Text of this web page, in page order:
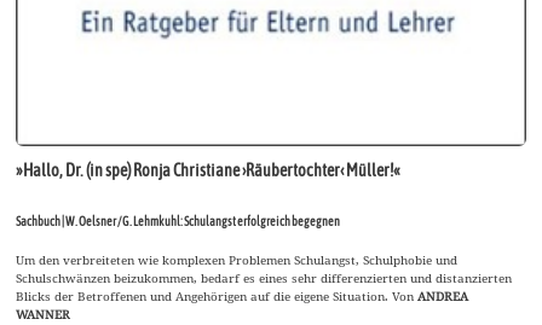
»Hallo, Dr. (in spe) Ronja Christiane ›Räubertochter‹ Müller!«
Sachbuch | W. Oelsner / G. Lehmkuhl: Schulangst erfolgreich begegnen
Um den verbreiteten wie komplexen Problemen Schulangst, Schulphobie und
Schulschwänzen beizukommen, bedarf es eines sehr differenzierten und distanzierten
Blicks der Betroffenen und Angehörigen auf die eigene Situation. VonANDREA
WANNER